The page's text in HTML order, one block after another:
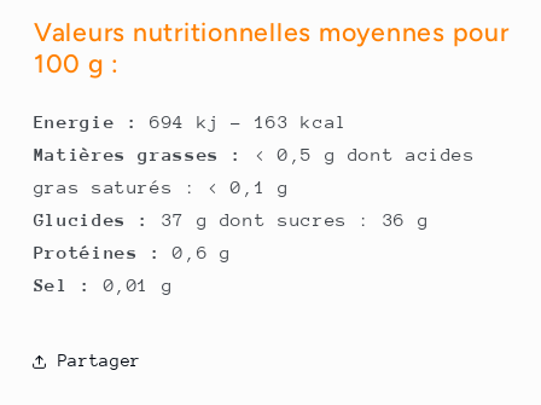
Valeurs nutritionnelles moyennes pour
100 g :
Energie :
694 kj - 163 kcal
Matières grasses :
< 0,5 g dont acides
gras saturés : < 0,1 g
Glucides : 37 g dont sucres : 36 g
Protéines :
0,6 g
Sel :0,01 g
Partager